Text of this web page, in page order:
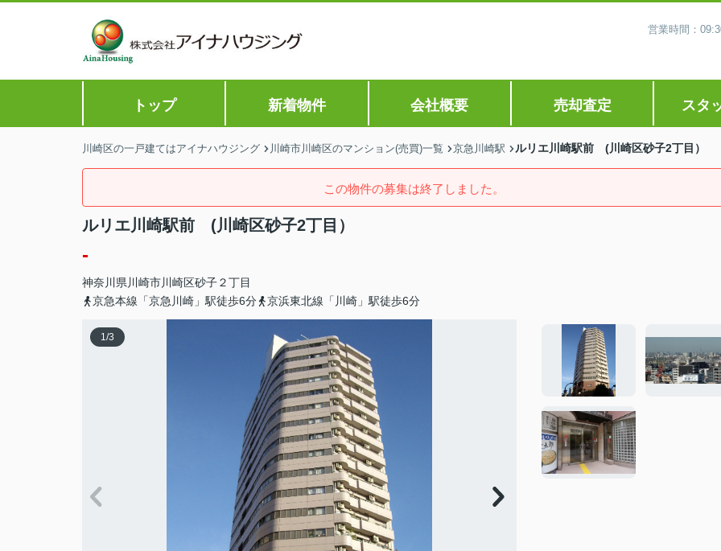
営業時間：
トップ 新着物件 会社概要 売却査定 スタ
川崎区の一戸建てはアイナハウジング 川崎市川崎区のマンション(売買)一覧 京急川崎駅 ルリエ川崎駅前 (川崎区砂子2丁目）
この物件の募集は終了しました。
ルリエ川崎駅前 (川崎区砂子2丁目）
-
神奈川県 川崎市川崎区砂子２丁目
京急本線「京急川崎」駅徒歩6分
京浜東北線「川崎」駅徒歩6分
1/3